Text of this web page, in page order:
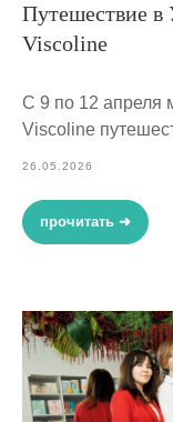
Путешествие в
Viscoline
С 9 по 12 апреля
Viscoline
26.05.2026
прочитать ➜